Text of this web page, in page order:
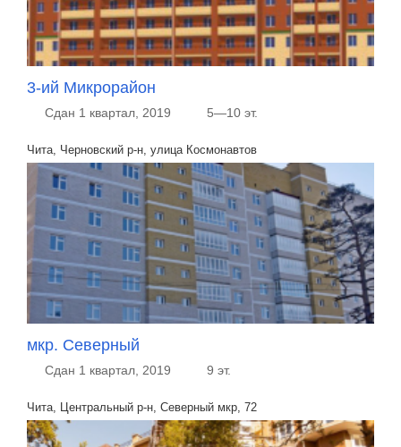
3-ий Микрорайон
Сдан 1 квартал, 2019 5—10 эт.
Чита, Черновский р-н, улица Космонавтов
мкр. Северный
Сдан 1 квартал, 2019 9 эт.
Чита, Центральный р-н, Северный мкр, 72